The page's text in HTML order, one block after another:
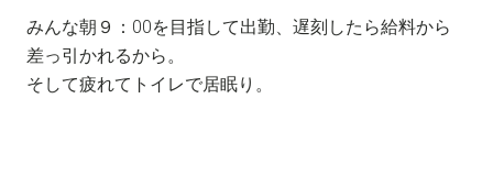
みんな朝９：00を目指して出勤、遅刻したら給料から
差っ引かれるから。
そして疲れてトイレで居眠り。